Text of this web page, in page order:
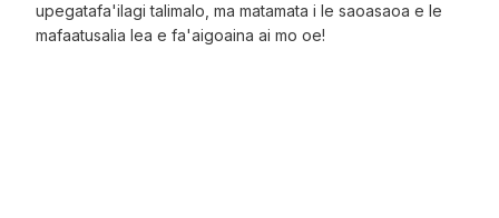
upegatafa'ilagi talimalo, ma matamata i le saoasaoa e le
mafaatusalia lea e fa'aigoaina ai mo oe!